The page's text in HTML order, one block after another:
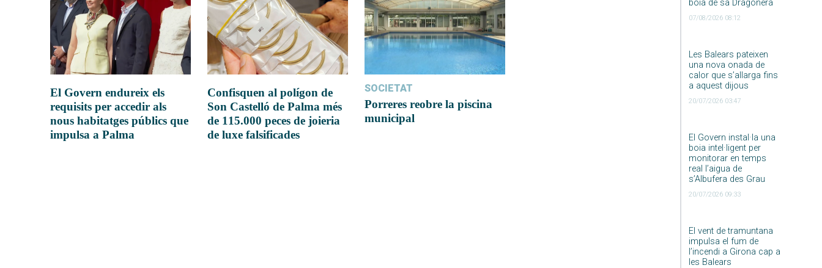
boia de sa Dragonera
07/08/2026 08:12
Les Balears pateixen
una nova onada de
calor que s’allarga fins
a aquest dijous
20/07/2026 03:47
El Govern instal·la una
boia intel·ligent per
monitorar en temps
real l’aigua de
s’Albufera des Grau
20/07/2026 09:33
El vent de tramuntana
impulsa el fum de
l’incendi a Girona cap a
les Balears
El Govern endureix els
requisits per accedir als
nous habitatges públics que
impulsa a Palma
Confisquen al polígon de
Son Castelló de Palma més
de 115.000 peces de joieria
de luxe falsificades
SOCIETAT
Porreres reobre la piscina
municipal